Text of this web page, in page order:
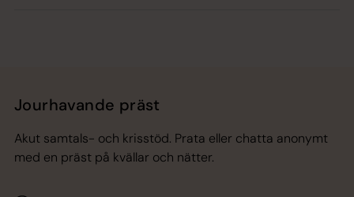
Jourhavande präst
Akut samtals- och krisstöd. Prata eller chatta anonymt
med en präst på kvällar och nätter.